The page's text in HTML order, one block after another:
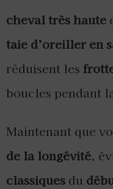
cheval très haute
taie d’oreiller en
réduisent les
boucles pendant
Maintenant que
de la longévité,
classiques du